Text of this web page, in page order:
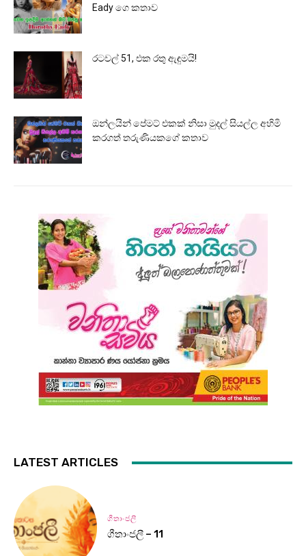
Eady ගෙ කතාව
රටවල් 51, එක රතු ඇඳුමයි!
ඔන්ලයින් පේමට් එකක් නිසා මුදල් සියල්ල අහිමි
කරගත් තරුණියකගේ කතාව
LATEST ARTICLES
ගීතාංජලී
ගීතාංජලී – 11